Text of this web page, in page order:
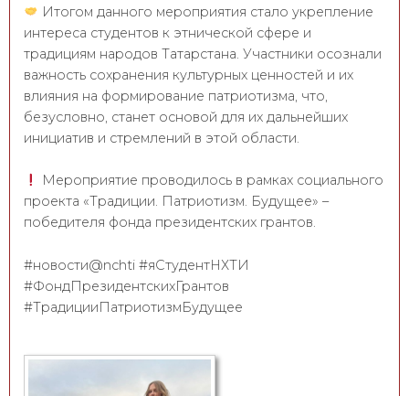
Итогом данного мероприятия стало укрепление
интереса студентов к этнической сфере и
традициям народов Татарстана. Участники осознали
важность сохранения культурных ценностей и их
влияния на формирование патриотизма, что,
безусловно, станет основой для их дальнейших
инициатив и стремлений в этой области.
Мероприятие проводилось в рамках социального
проекта «Традиции. Патриотизм. Будущее» –
победителя фонда президентских грантов.
#новости@nchti #яСтудентНХТИ
#ФондПрезидентскихГрантов
#ТрадицииПатриотизмБудущее